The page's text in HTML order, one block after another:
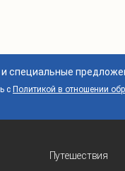
с Политикой в отношении
Путешествия